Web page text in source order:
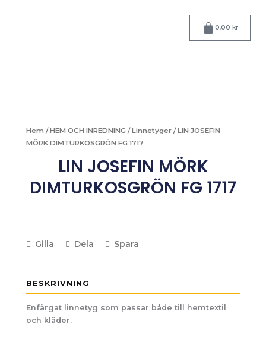
0,00 kr
Varukorg
Hem /HEM OCH INREDNING /Linnetyger / LIN JOSEFIN
MÖRK DIMTURKOSGRÖN FG 1717
LIN JOSEFIN MÖRK
DIMTURKOSGRÖN FG 1717
Gilla Dela Spara
BESKRIVNING
Enfärgat linnetyg som passar både till hemtextil
och kläder.